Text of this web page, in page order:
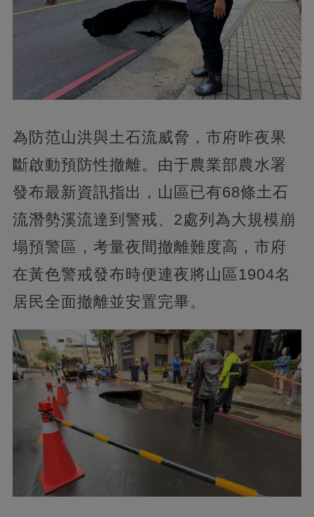
為防范山洪與土石流威脅，市府昨夜果
斷啟動預防性撤離。由于農業部農水署
發布最新資訊指出，山區已有68條土石
流潛勢溪流達到警戒、2處列為大規模崩
塌預警區，考量夜間撤離難度高，市府
在黃色警戒發布時便連夜將山區1904名
居民全面撤離並安置完畢。